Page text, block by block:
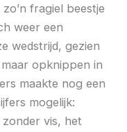
fragiel beestje
weer een
wedstrijd, gezien
opknippen in
maakte nog een
mogelijk:
vis, het